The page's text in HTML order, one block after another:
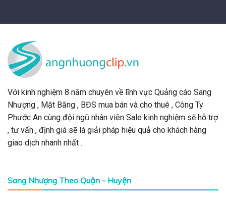
Với kinh nghiệm 8 năm chuyên về lĩnh vực Quảng cáo Sang
Nhượng , Mặt Bằng , BĐS mua bán và cho thuê , Công Ty
Phước An cùng đội ngũ nhân viên Sale kinh nghiệm sẽ hỗ trợ
, tư vấn , định giá sẽ là giải pháp hiệu quả cho khách hàng
giao dịch nhanh nhất .
Sang Nhượng Theo Quận - Huyện